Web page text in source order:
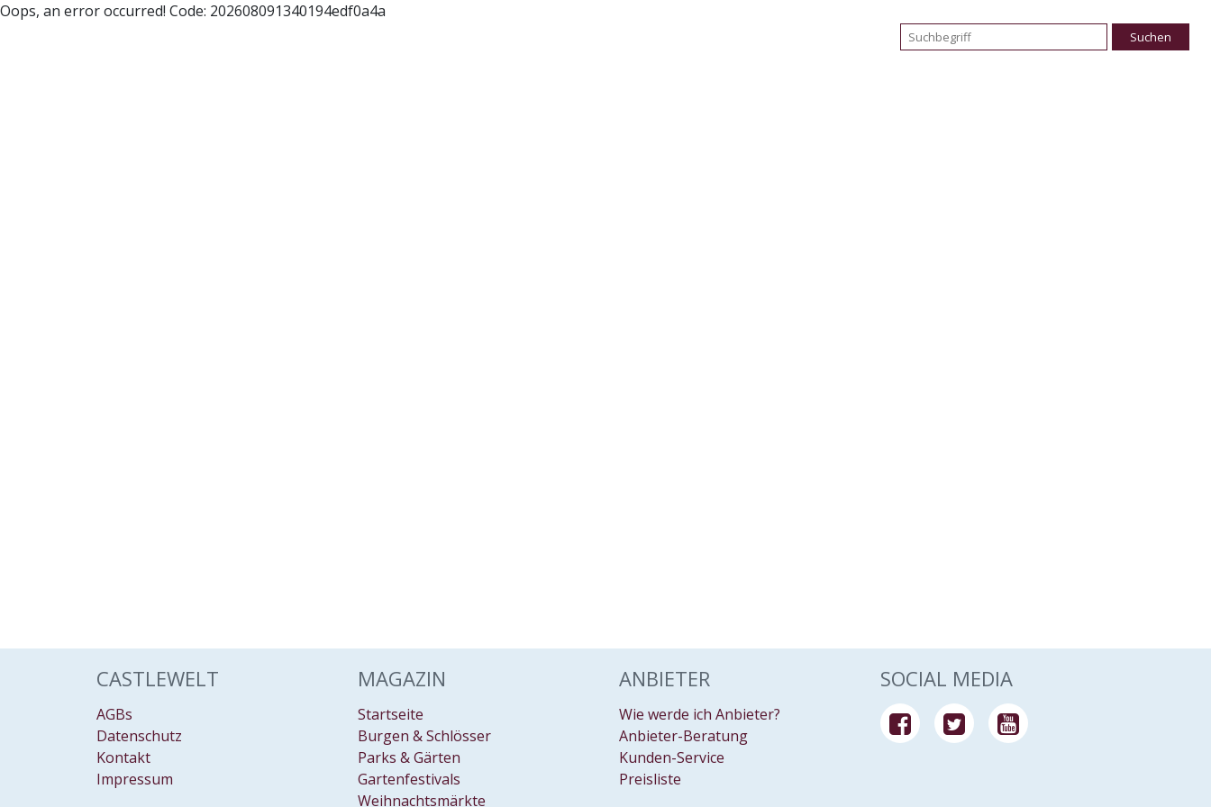
Oops, an error occurred! Code: 202608091340194edf0a4a
CASTLEWELT
AGBs
Datenschutz
Kontakt
Impressum
MAGAZIN
Startseite
Burgen & Schlösser
Parks & Gärten
Gartenfestivals
Weihnachtsmärkte
ANBIETER
Wie werde ich Anbieter?
Anbieter-Beratung
Kunden-Service
Preisliste
SOCIAL MEDIA